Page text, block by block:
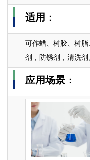
适用 ：
可作蜡、树胶、树
剂，防锈剂，清洗剂
应用场景 ：